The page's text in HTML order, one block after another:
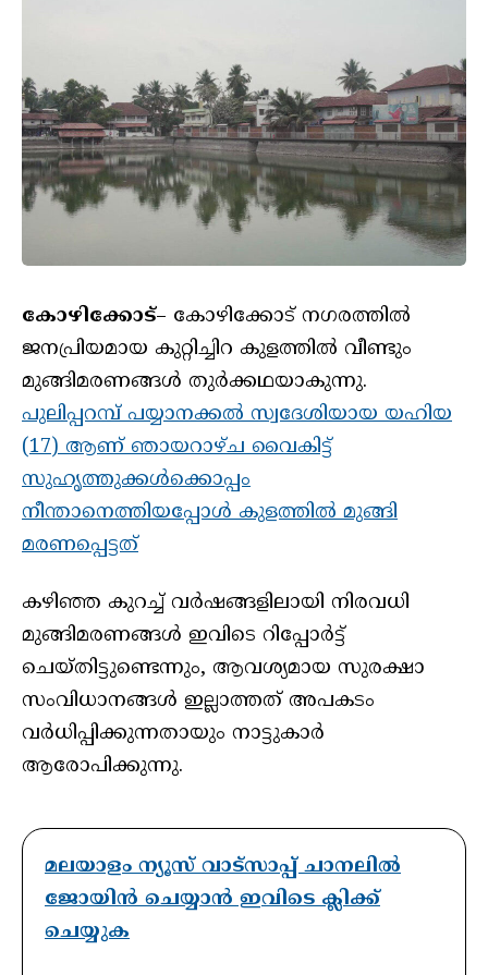
കോഴിക്കോട്– കോഴിക്കോട് നഗരത്തിൽ
ജനപ്രിയമായ കുറ്റിച്ചിറ കുളത്തിൽ വീണ്ടും
മുങ്ങിമരണങ്ങൾ തു‌ർക്കഥയാകുന്നു.
പുലിപ്പറമ്പ് പയ്യാനക്കൽ സ്വദേശിയായ യഹിയ
(17) ആണ് ഞായറാഴ്ച വൈകിട്ട്
സുഹൃത്തുക്കൾക്കൊപ്പം
നീന്താനെത്തിയപ്പോൾ കുളത്തിൽ മുങ്ങി
മരണപ്പെട്ടത്
കഴിഞ്ഞ കുറച്ച് വർഷങ്ങളിലായി നിരവധി
മുങ്ങിമരണങ്ങൾ ഇവിടെ റിപ്പോർട്ട്
ചെയ്തിട്ടുണ്ടെന്നും, ആവശ്യമായ സുരക്ഷാ
സംവിധാനങ്ങൾ ഇല്ലാത്തത് അപകടം
വർധിപ്പിക്കുന്നതായും നാട്ടുകാർ
ആരോപിക്കുന്നു.
മലയാളം ന്യൂസ് വാട്സാപ്പ് ചാനലിൽ
ജോയിൻ ചെയ്യാൻ ഇവിടെ ക്ലിക്ക്
ചെയ്യുക